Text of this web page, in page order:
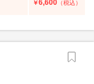
￥6,600 （税込）